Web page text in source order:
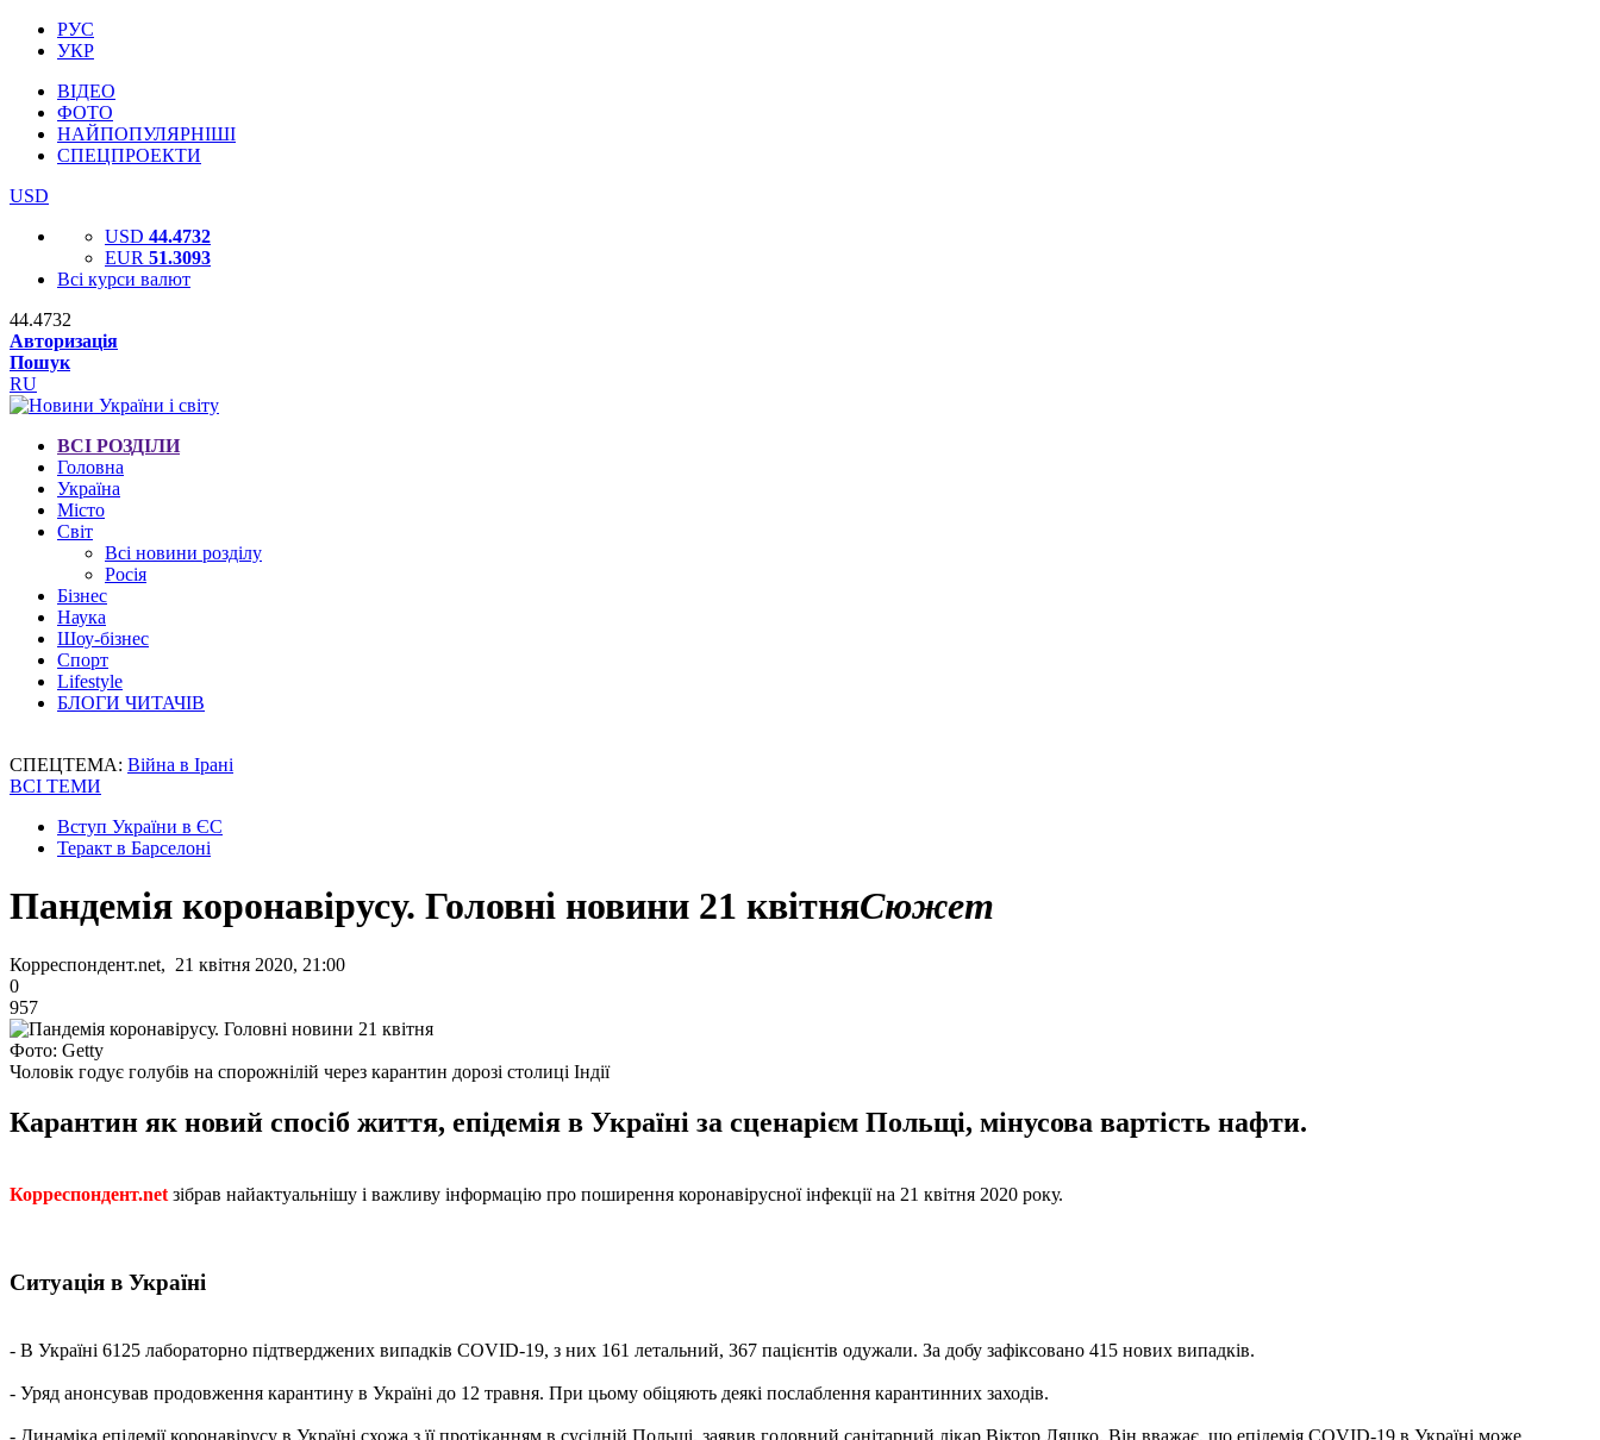
РУС
УКР
ВІДЕО
ФОТО
НАЙПОПУЛЯРНІШІ
СПЕЦПРОЕКТИ
USD
USD 44.4732
EUR 51.3093
Всі курси валют
44.4732
Авторизація
Пошук
RU
ВСІ РОЗДІЛИ
Головна
Україна
Місто
Світ
Всі новини розділу
Росія
Бізнес
Наука
Шоу-бізнес
Спорт
Lifestyle
БЛОГИ ЧИТАЧІВ
СПЕЦТЕМА: Війна в Ірані
ВСІ ТЕМИ
Вступ України в ЄС
Теракт в Барселоні
Пандемія коронавірусу. Головні новини 21 квітняСюжет
Корреспондент.net, 21 квітня 2020, 21:00
0
957
Фото: Getty
Чоловік годує голубів на спорожнілій через карантин дорозі столиці Індії
Карантин як новий спосіб життя, епідемія в Україні за сценарієм Польщі, мінусова вартість нафти.
Корреспондент.net зібрав найактуальнішу і важливу інформацію про поширення коронавірусної інфекції на 21 квітня 2020 року.
Ситуація в Україні
- В Україні 6125 лабораторно підтверджених випадків COVID-19, з них 161 летальний, 367 пацієнтів одужали. За добу зафіксовано 415 нових випадків.
- Уряд анонсував продовження карантину в Україні до 12 травня. При цьому обіцяють деякі послаблення карантинних заходів.